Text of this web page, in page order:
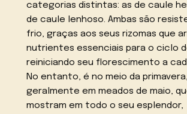
categorias distintas: as de caule
de caule lenhoso. Ambas são
frio, graças aos seus rizomas que
nutrientes essenciais para o ciclo
reiniciando seu florescimento a
No entanto, é no meio da primavera,
geralmente em meados de maio,
mostram em todo o seu esplendor,